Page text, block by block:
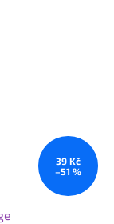
39 Kč
–51 %